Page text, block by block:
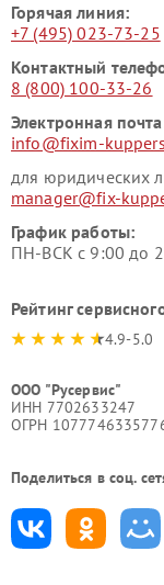
Горячая линия:
+7 (495) 023-73-25
Контактный
8 (800) 100-33-26
Электронная
info@fixim-
для юридических
manager@fix-
График работы:
ПН-ВСК с 9:00 до
Рейтинг
4.9-5.0
ООО "Русервис"
ИНН 7702633247
ОГРН
Поделиться в соц.